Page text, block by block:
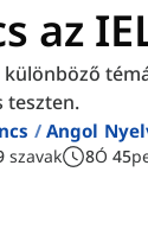
az
teszten.
Angol
szavak 8Ó 45